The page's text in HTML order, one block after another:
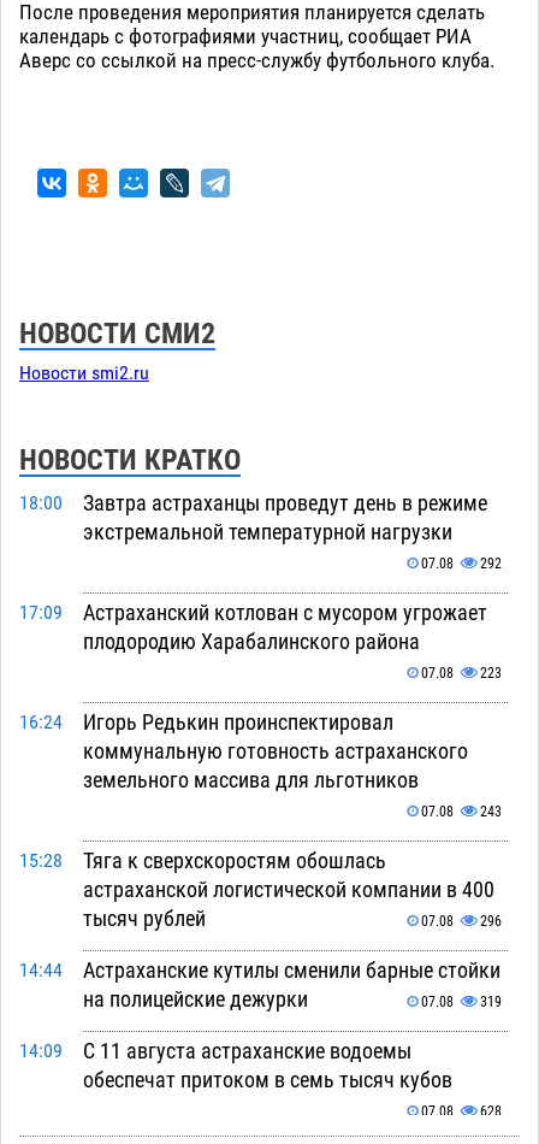
После проведения мероприятия планируется сделать
календарь с фотографиями участниц, сообщает РИА
Аверс со ссылкой на пресс-службу футбольного клуба.
НОВОСТИ СМИ2
Новости smi2.ru
НОВОСТИ КРАТКО
18:00
Завтра астраханцы проведут день в режиме
экстремальной температурной нагрузки
07.08 292
17:09
Астраханский котлован с мусором угрожает
плодородию Харабалинского района
07.08 223
16:24
Игорь Редькин проинспектировал
коммунальную готовность астраханского
земельного массива для льготников
07.08 243
15:28
Тяга к сверхскоростям обошлась
астраханской логистической компании в 400
тысяч рублей
07.08 296
14:44
Астраханские кутилы сменили барные стойки
на полицейские дежурки
07.08 319
14:09
С 11 августа астраханские водоемы
обеспечат притоком в семь тысяч кубов
07.08 628